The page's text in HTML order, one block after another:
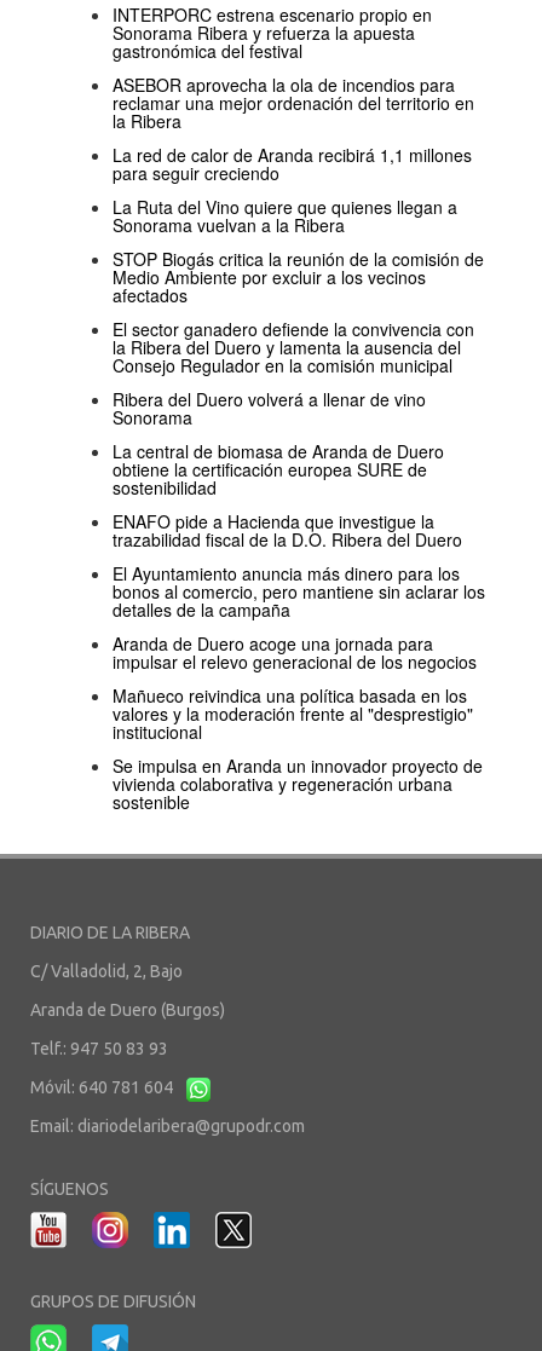
INTERPORC estrena escenario propio en
Sonorama Ribera y refuerza la apuesta
gastronómica del festival
ASEBOR aprovecha la ola de incendios para
reclamar una mejor ordenación del territorio en
la Ribera
La red de calor de Aranda recibirá 1,1 millones
para seguir creciendo
La Ruta del Vino quiere que quienes llegan a
Sonorama vuelvan a la Ribera
STOP Biogás critica la reunión de la comisión de
Medio Ambiente por excluir a los vecinos
afectados
El sector ganadero defiende la convivencia con
la Ribera del Duero y lamenta la ausencia del
Consejo Regulador en la comisión municipal
Ribera del Duero volverá a llenar de vino
Sonorama
La central de biomasa de Aranda de Duero
obtiene la certificación europea SURE de
sostenibilidad
ENAFO pide a Hacienda que investigue la
trazabilidad fiscal de la D.O. Ribera del Duero
El Ayuntamiento anuncia más dinero para los
bonos al comercio, pero mantiene sin aclarar los
detalles de la campaña
Aranda de Duero acoge una jornada para
impulsar el relevo generacional de los negocios
Mañueco reivindica una política basada en los
valores y la moderación frente al "desprestigio"
institucional
Se impulsa en Aranda un innovador proyecto de
vivienda colaborativa y regeneración urbana
sostenible
DIARIO DE LA RIBERA
C/ Valladolid, 2, Bajo
Aranda de Duero (Burgos)
Telf.: 947 50 83 93
Móvil: 640 781 604
Email: diariodelaribera@grupodr.com
SÍGUENOS
GRUPOS DE DIFUSIÓN